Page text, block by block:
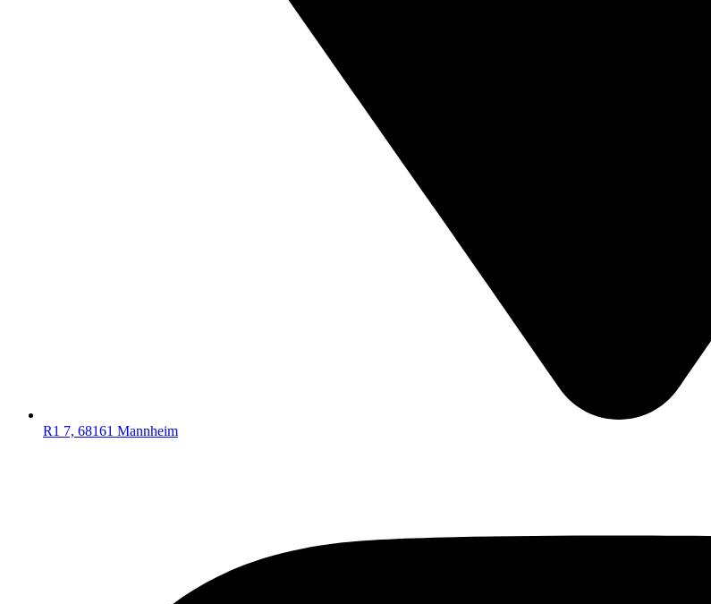
R1 7, 68161 Mannheim